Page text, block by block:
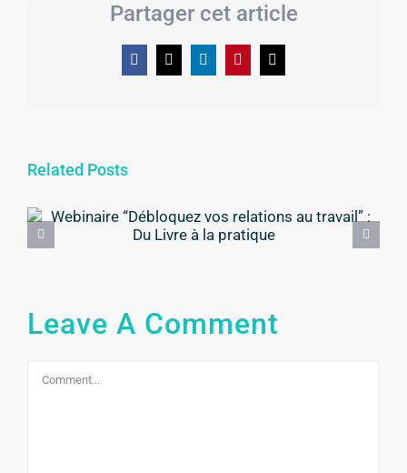
Partager cet article
Facebook
X LinkedInPinterestEmail
Related Posts
relations au travail” : Du Livre
Leave A Comment
Comment